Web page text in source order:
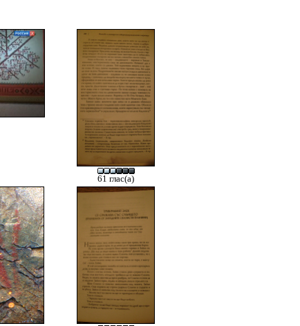
61 глас(а)